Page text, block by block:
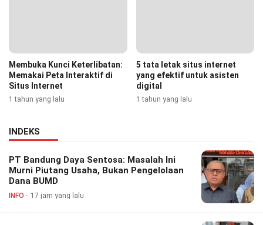
Membuka Kunci Keterlibatan:
Memakai Peta Interaktif di
Situs Internet
1 tahun yang lalu
5 tata letak situs internet
yang efektif untuk asisten
digital
1 tahun yang lalu
INDEKS
PT Bandung Daya Sentosa: Masalah Ini
Murni Piutang Usaha, Bukan Pengelolaan
Dana BUMD
INFO 17 jam yang lalu